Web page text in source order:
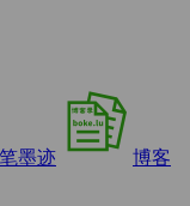
笔墨迹 博客